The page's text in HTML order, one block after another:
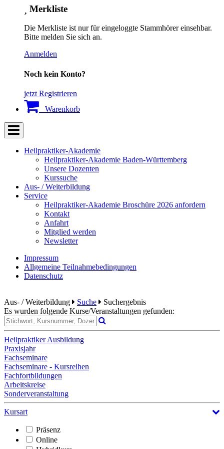
Merkliste
Die Merkliste ist nur für eingeloggte Stammhörer einsehbar.
Bitte melden Sie sich an.
Anmelden
Noch kein Konto?
jetzt Registrieren
Warenkorb
Heilpraktiker-Akademie
Heilpraktiker-Akademie Baden-Württemberg
Unsere Dozenten
Kurssuche
Aus- / Weiterbildung
Service
Heilpraktiker-Akademie Broschüre 2026 anfordern
Kontakt
Anfahrt
Mitglied werden
Newsletter
Impressum
Allgemeine Teilnahmebedingungen
Datenschutz
Aus- / Weiterbildung Suche
Suchergebnis
Es wurden folgende Kurse/Veranstaltungen gefunden:
Heilpraktiker Ausbildung
Praxisjahr
Fachseminare
Fachseminare - Kursreihen
Fachfortbildungen
Arbeitskreise
Sonderveranstaltung
Kursart
Präsenz
Online